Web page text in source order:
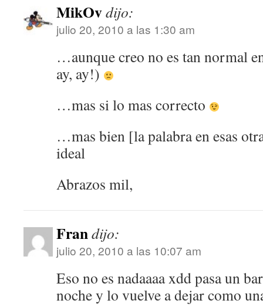
MikOvdijo:
julio 20, 2010 a las 1:30 am
…aunque creo no es tan normal
ay, ay!)
…mas si lo mas correcto
…mas bien [la palabra en esas
ideal
Abrazos mil,
Frandijo:
julio 20, 2010 a las 10:07 am
Eso no es nadaaaa xdd pasa un
noche y lo vuelve a dejar como